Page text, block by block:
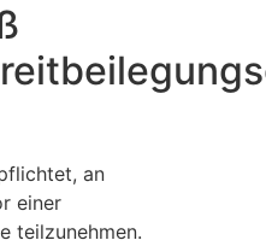
an
einer
teilzunehmen.